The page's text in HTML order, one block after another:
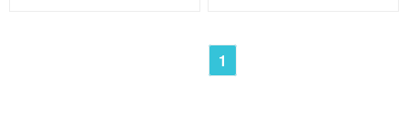
1